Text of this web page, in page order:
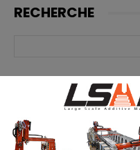
RECHERCHE